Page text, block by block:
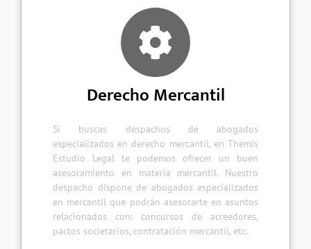
Derecho Mercantil
Si buscas despachos de abogados
especializados en derecho mercantil, en Themis
Estudio Legal te podemos ofrecer un buen
asesoramiento en materia mercantil. Nuestro
despacho dispone de abogados especializados
en mercantil que podrán asesorarte en asuntos
relacionados con: concursos de acreedores,
pactos societarios, contratación mercantil, etc.